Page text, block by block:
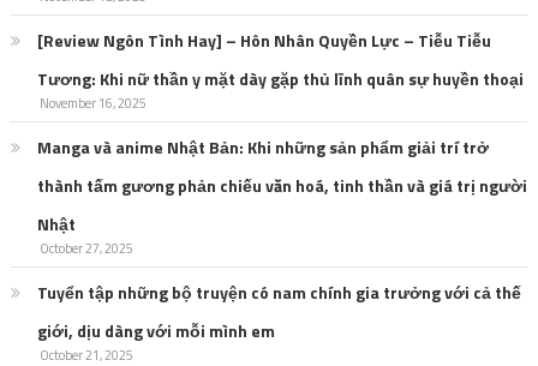
[Review Ngôn Tình Hay] – Hôn Nhân Quyền Lực – Tiễu Tiễu
Tương: Khi nữ thần y mặt dày gặp thủ lĩnh quân sự huyền thoại
November 16, 2025
Manga và anime Nhật Bản: Khi những sản phẩm giải trí trở
thành tấm gương phản chiếu văn hoá, tinh thần và giá trị người
Nhật
October 27, 2025
Tuyển tập những bộ truyện có nam chính gia trưởng với cả thế
giới, dịu dàng với mỗi mình em
October 21, 2025